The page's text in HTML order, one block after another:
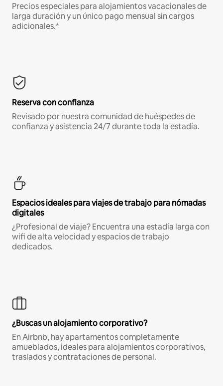
Precios especiales para alojamientos vacacionales de
larga duración y un único pago mensual sin cargos
adicionales.*
Reserva con confianza
Revisado por nuestra comunidad de huéspedes de
confianza y asistencia 24/7 durante toda la estadía.
Espacios ideales para viajes de trabajo para nómadas
digitales
¿Profesional de viaje? Encuentra una estadía larga con
wifi de alta velocidad y espacios de trabajo
dedicados.
¿Buscas un alojamiento corporativo?
En Airbnb, hay apartamentos completamente
amueblados, ideales para alojamientos corporativos,
traslados y contrataciones de personal.